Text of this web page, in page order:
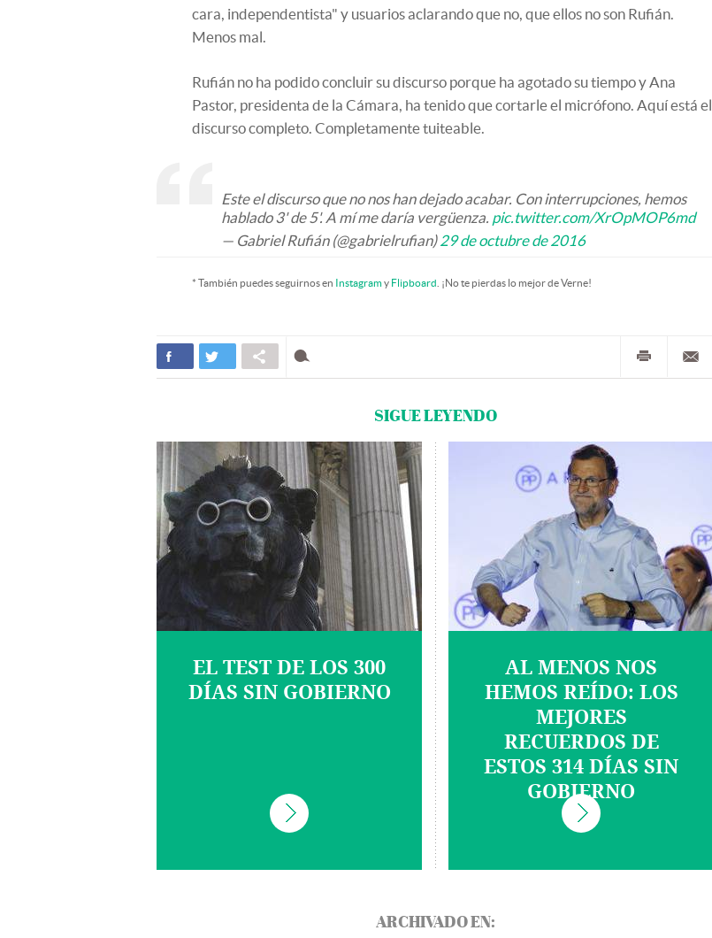
cara, independentista" y usuarios aclarando que no, que ellos no son Rufián.
Menos mal.
Rufián no ha podido concluir su discurso porque ha agotado su tiempo y Ana
Pastor, presidenta de la Cámara, ha tenido que cortarle el micrófono. Aquí está el
discurso completo. Completamente tuiteable.
Este el discurso que no nos han dejado acabar. Con interrupciones, hemos
hablado 3' de 5'. A mí me daría vergüenza. pic.twitter.com/XrOpMOP6md
— Gabriel Rufián (@gabrielrufian) 29 de octubre de 2016
* También puedes seguirnos en Instagramy Flipboard . ¡No te pierdas lo mejor de Verne!
SIGUE LEYENDO
EL TEST DE LOS 300
DÍAS SIN GOBIERNO
AL MENOS NOS
HEMOS REÍDO: LOS
MEJORES
RECUERDOS DE
ESTOS 314 DÍAS SIN
GOBIERNO
ARCHIVADO EN: